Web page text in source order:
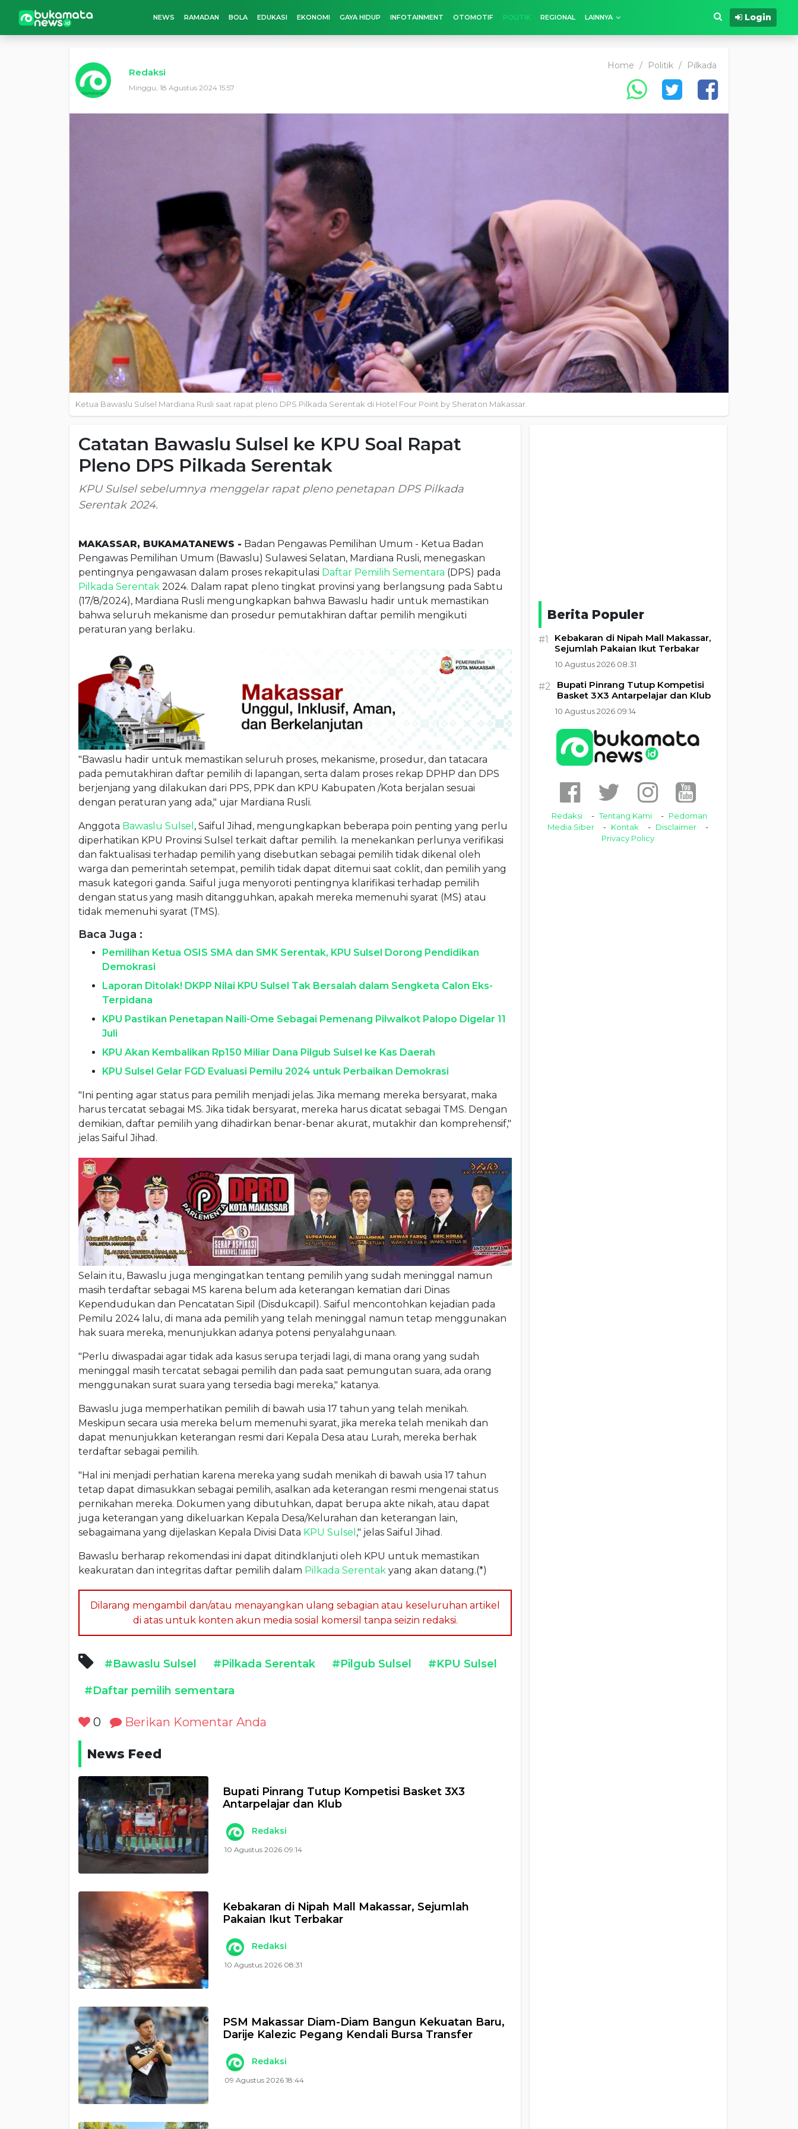
NEWS RAMADAN BOLA EDUKASI EKONOMI GAYA HIDUP INFOTAINMENT OTOMOTIF POLITIK REGIONAL LAINNYA Login
Redaksi
Minggu, 18 Agustus 2024 15:57
Home / Politik / Pilkada
Ketua Bawaslu Sulsel Mardiana Rusli saat rapat pleno DPS Pilkada Serentak di Hotel Four Point by Sheraton Makassar.
Catatan Bawaslu Sulsel ke KPU Soal Rapat
Pleno DPS Pilkada Serentak
KPU Sulsel sebelumnya menggelar rapat pleno penetapan DPS Pilkada
Serentak 2024.
MAKASSAR, BUKAMATANEWS - Badan Pengawas Pemilihan Umum - Ketua Badan
Pengawas Pemilihan Umum (Bawaslu) Sulawesi Selatan, Mardiana Rusli, menegaskan
pentingnya pengawasan dalam proses rekapitulasi Daftar Pemilih Sementara (DPS) pada
Pilkada Serentak 2024. Dalam rapat pleno tingkat provinsi yang berlangsung pada Sabtu
(17/8/2024), Mardiana Rusli mengungkapkan bahwa Bawaslu hadir untuk memastikan
bahwa seluruh mekanisme dan prosedur pemutakhiran daftar pemilih mengikuti
peraturan yang berlaku.
"Bawaslu hadir untuk memastikan seluruh proses, mekanisme, prosedur, dan tatacara
pada pemutakhiran daftar pemilih di lapangan, serta dalam proses rekap DPHP dan DPS
berjenjang yang dilakukan dari PPS, PPK dan KPU Kabupaten /Kota berjalan sesuai
dengan peraturan yang ada," ujar Mardiana Rusli.
Anggota Bawaslu Sulsel , Saiful Jihad, mengungkapkan beberapa poin penting yang perlu
diperhatikan KPU Provinsi Sulsel terkait daftar pemilih. Ia menekankan perlunya verifikasi
dan faktualisasi terhadap pemilih yang disebutkan sebagai pemilih tidak dikenal oleh
warga dan pemerintah setempat, pemilih tidak dapat ditemui saat coklit, dan pemilih yang
masuk kategori ganda. Saiful juga menyoroti pentingnya klarifikasi terhadap pemilih
dengan status yang masih ditangguhkan, apakah mereka memenuhi syarat (MS) atau
tidak memenuhi syarat (TMS).
Baca Juga :
Pemilihan Ketua OSIS SMA dan SMK Serentak, KPU Sulsel Dorong Pendidikan
Demokrasi
Laporan Ditolak! DKPP Nilai KPU Sulsel Tak Bersalah dalam Sengketa Calon Eks-
Terpidana
KPU Pastikan Penetapan Naili-Ome Sebagai Pemenang Pilwalkot Palopo Digelar 11
Juli
KPU Akan Kembalikan Rp150 Miliar Dana Pilgub Sulsel ke Kas Daerah
KPU Sulsel Gelar FGD Evaluasi Pemilu 2024 untuk Perbaikan Demokrasi
"Ini penting agar status para pemilih menjadi jelas. Jika memang mereka bersyarat, maka
harus tercatat sebagai MS. Jika tidak bersyarat, mereka harus dicatat sebagai TMS. Dengan
demikian, daftar pemilih yang dihadirkan benar-benar akurat, mutakhir dan komprehensif,"
jelas Saiful Jihad.
Selain itu, Bawaslu juga mengingatkan tentang pemilih yang sudah meninggal namun
masih terdaftar sebagai MS karena belum ada keterangan kematian dari Dinas
Kependudukan dan Pencatatan Sipil (Disdukcapil). Saiful mencontohkan kejadian pada
Pemilu 2024 lalu, di mana ada pemilih yang telah meninggal namun tetap menggunakan
hak suara mereka, menunjukkan adanya potensi penyalahgunaan.
"Perlu diwaspadai agar tidak ada kasus serupa terjadi lagi, di mana orang yang sudah
meninggal masih tercatat sebagai pemilih dan pada saat pemungutan suara, ada orang
menggunakan surat suara yang tersedia bagi mereka," katanya.
Bawaslu juga memperhatikan pemilih di bawah usia 17 tahun yang telah menikah.
Meskipun secara usia mereka belum memenuhi syarat, jika mereka telah menikah dan
dapat menunjukkan keterangan resmi dari Kepala Desa atau Lurah, mereka berhak
terdaftar sebagai pemilih.
"Hal ini menjadi perhatian karena mereka yang sudah menikah di bawah usia 17 tahun
tetap dapat dimasukkan sebagai pemilih, asalkan ada keterangan resmi mengenai status
pernikahan mereka. Dokumen yang dibutuhkan, dapat berupa akte nikah, atau dapat
juga keterangan yang dikeluarkan Kepala Desa/Kelurahan dan keterangan lain,
sebagaimana yang dijelaskan Kepala Divisi Data KPU Sulsel ," jelas Saiful Jihad.
Bawaslu berharap rekomendasi ini dapat ditindklanjuti oleh KPU untuk memastikan
keakuratan dan integritas daftar pemilih dalam Pilkada Serentak yang akan datang.(*)
Dilarang mengambil dan/atau menayangkan ulang sebagian atau keseluruhan artikel
di atas untuk konten akun media sosial komersil tanpa seizin redaksi.
#Bawaslu Sulsel #Pilkada Serentak #Pilgub Sulsel #KPU Sulsel
#Daftar pemilih sementara
0 Berikan Komentar Anda
News Feed
Bupati Pinrang Tutup Kompetisi Basket 3X3
Antarpelajar dan Klub
Redaksi
10 Agustus 2026 09:14
Kebakaran di Nipah Mall Makassar, Sejumlah
Pakaian Ikut Terbakar
Redaksi
10 Agustus 2026 08:31
PSM Makassar Diam-Diam Bangun Kekuatan Baru,
Darije Kalezic Pegang Kendali Bursa Transfer
Redaksi
09 Agustus 2026 18:44
Berita Populer
#1
Kebakaran di Nipah Mall Makassar,
Sejumlah Pakaian Ikut Terbakar
10 Agustus 2026 08:31
#2
Bupati Pinrang Tutup Kompetisi
Basket 3X3 Antarpelajar dan Klub
10 Agustus 2026 09:14
Redaksi Tentang Kami
Pedoman
Media Siber
Kontak
Disclaimer
Privacy Policy